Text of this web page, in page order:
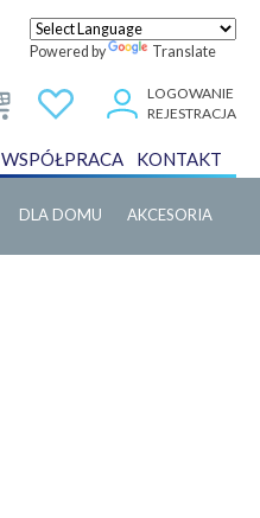
Powered by Translate
LOGOWANIE
REJESTRACJA
WSPÓŁPRACA KONTAKT
DLA DOMU AKCESORIA